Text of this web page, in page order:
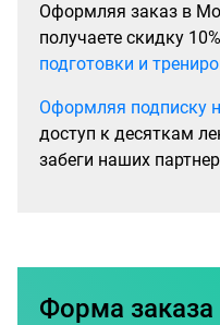
Оформляя заказ в
получаете скидку
подготовки и
Оформляя подписку
доступ к десяткам
забеги наших
Форма заказа